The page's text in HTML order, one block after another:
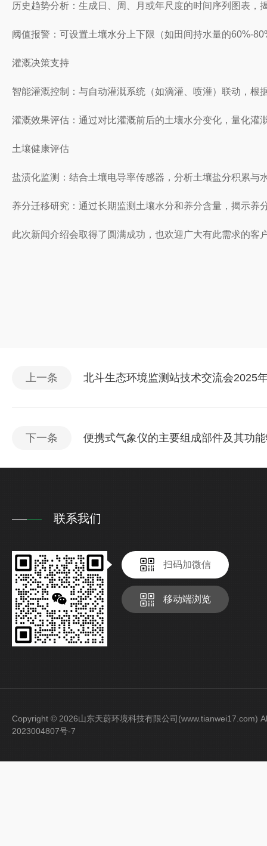
历史趋势分析：生成日、周、月或年尺度的时间序列图表
阈值报警：可设置土壤水分上下限（如田间持水量的60%-
灌溉决策支持
智能灌溉控制：与自动灌溉系统（如滴灌、喷灌）联动，
灌溉效果评估：通过对比灌溉前后的土壤水分变化，量化
土壤健康评估
盐渍化监测：结合土壤电导率传感器，分析土壤盐分积累
养分迁移研究：通过长期监测土壤水分和养分含量，揭示
此次新闻介绍会取得了圆满成功，也欢迎广大有此需求的客
上一条 北斗生态环境监测站技术交流会2025
下一条 便携式气象仪的主要组成部件及其功
联系我们
扫码加微信
移动端浏览
Copyright © 2026山东天蔚环境科技有限公司(www.tianwei17.com)
2023004807号-7